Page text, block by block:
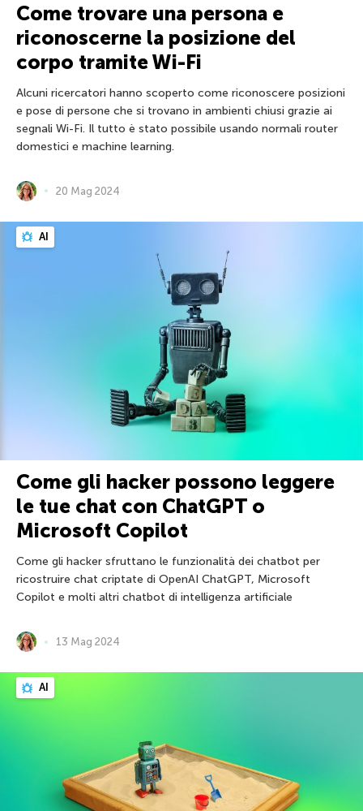
Come trovare una persona e
riconoscerne la posizione del
corpo tramite Wi-Fi
Alcuni ricercatori hanno scoperto come riconoscere posizioni
e pose di persone che si trovano in ambienti chiusi grazie ai
segnali Wi-Fi. Il tutto è stato possibile usando normali router
domestici e machine learning.
20 Mag 2024
AI
Come gli hacker possono leggere
le tue chat con ChatGPT o
Microsoft Copilot
Come gli hacker sfruttano le funzionalità dei chatbot per
ricostruire chat criptate di OpenAI ChatGPT, Microsoft
Copilot e molti altri chatbot di intelligenza artificiale
13 Mag 2024
AI